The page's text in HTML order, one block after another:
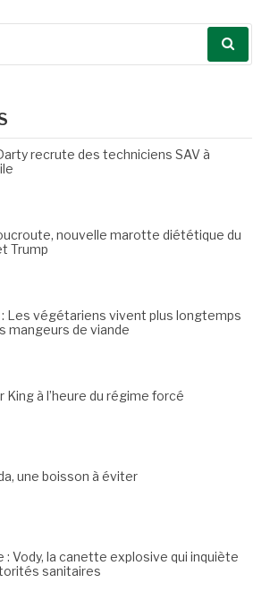
recrute des techniciens SAV à
nouvelle marotte diététique du
Trump
Les végétariens vivent plus longtemps
mangeurs de viande
King à l’heure du régime forcé
une boisson à éviter
: Vody, la canette explosive qui inquiète
sanitaires